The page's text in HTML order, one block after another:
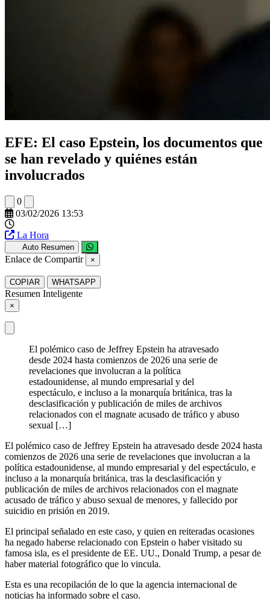
EFE: El caso Epstein, los documentos que
se han revelado y quiénes están
involucrados
0
03/02/2026 13:53
La Hora
Auto Resumen
Enlace de Compartir ×
COPIAR WHATSAPP
Resumen Inteligente
×
El polémico caso de Jeffrey Epstein ha atravesado
desde 2024 hasta comienzos de 2026 una serie de
revelaciones que involucran a la política
estadounidense, al mundo empresarial y del
espectáculo, e incluso a la monarquía británica, tras la
desclasificación y publicación de miles de archivos
relacionados con el magnate acusado de tráfico y abuso
sexual […]
El polémico caso de Jeffrey Epstein ha atravesado desde 2024 hasta
comienzos de 2026 una serie de revelaciones que involucran a la
política estadounidense, al mundo empresarial y del espectáculo, e
incluso a la monarquía británica, tras la desclasificación y
publicación de miles de archivos relacionados con el magnate
acusado de tráfico y abuso sexual de menores, y fallecido por
suicidio en prisión en 2019.
El principal señalado en este caso, y quien en reiteradas ocasiones
ha negado haberse relacionado con Epstein o haber visitado su
famosa isla, es el presidente de EE. UU., Donald Trump, a pesar de
haber material fotográfico que lo vincula.
Esta es una recopilación de lo que la agencia internacional de
noticias ha informado sobre el caso.